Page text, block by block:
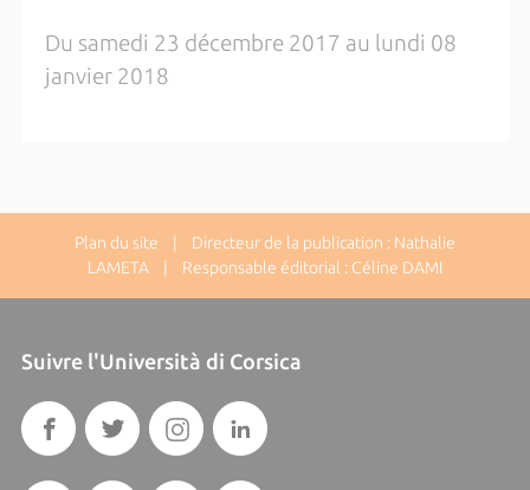
Du samedi 23 décembre 2017 au lundi 08
janvier 2018
Plan du site | Directeur de la publication : Nathalie
LAMETA | Responsable éditorial : Céline DAMI
Suivre l'Università di Corsica